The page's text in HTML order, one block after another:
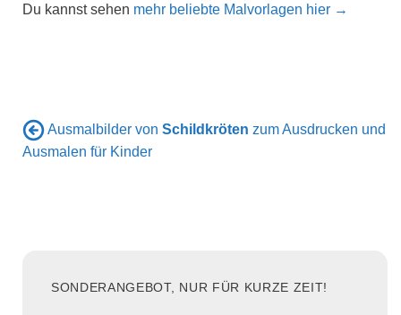
Du kannst sehen mehr beliebte Malvorlagen hier →
Ausmalbilder von Schildkröten zum Ausdrucken und
Ausmalen für Kinder
SONDERANGEBOT, NUR FÜR KURZE ZEIT!